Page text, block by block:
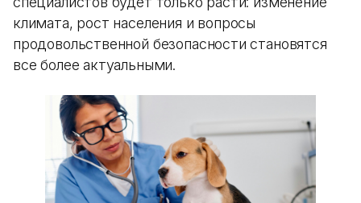
климата, рост населения и вопросы
продовольственной безопасности становятся
все более актуальными.